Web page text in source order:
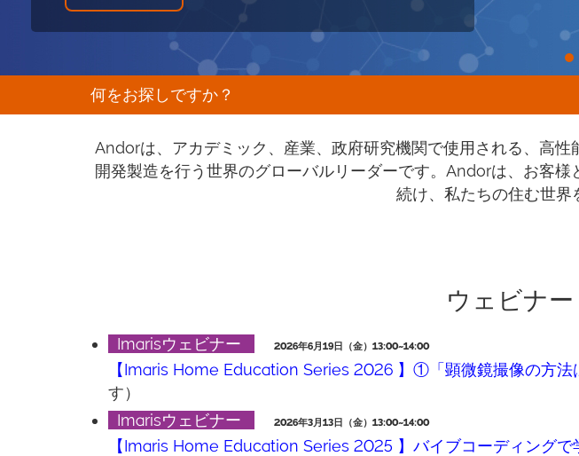
詳細を見る
何をお探しですか？
Andorは、アカデミック、産業、政府研究機関で使用される、高
開発製造を行う世界のグローバルリーダーです。Andorは、お客
続け、私たちの住む世界
ウェビナー
Imarisウェビナー 2026年6月19日（金）13:00~14:00
【Imaris Home Education Series 2026 】①「顕微鏡撮像の方法
す）
Imarisウェビナー
2026年3月13日（金）13:00~14:00
【Imaris Home Education Series 2025 】バイブコーディング